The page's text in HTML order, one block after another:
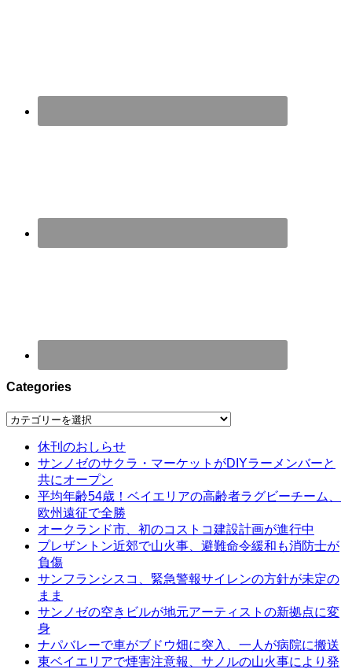
Categories
Categories
休刊のおしらせ
サンノゼのサクラ・マーケットがDIYラーメンバーと
共にオープン
平均年齢54歳！ベイエリアの高齢者ラグビーチーム、
欧州遠征で全勝
オークランド市、初のコストコ建設計画が進行中
プレザントン近郊で山火事、避難命令緩和も消防士が
負傷
サンフランシスコ、緊急警報サイレンの方針が未定の
まま
サンノゼの空きビルが地元アーティストの新拠点に変
身
ナパバレーで車がブドウ畑に突入、一人が病院に搬送
東ベイエリアで煙害注意報、サノルの山火事により発